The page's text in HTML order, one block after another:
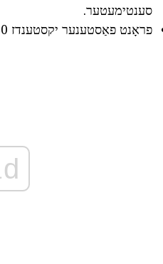
סענטימעטער.
פראָנט פאַסטענער יקסטענדז 30 סענטימעטער.